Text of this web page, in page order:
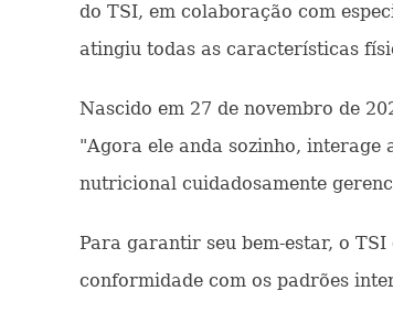
do TSI, em colaboração com
atingiu todas as características
Nascido em 27 de novembro de
"Agora ele anda sozinho, interage
nutricional cuidadosamente
Para garantir seu bem-estar, o
conformidade com os padrões